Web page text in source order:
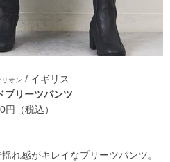
リオン / イギリス
プリーツパンツ
円（税込）
れ感がキレイなプリーツパンツ。